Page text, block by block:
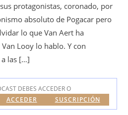
protagonistas, coronado, por
absoluto de Pogacar pero
lo que Van Aert ha
Looy lo hablo. Y con
a las […]
DEBES ACCEDER O
SUSCRIPCIÓN
ACCEDER